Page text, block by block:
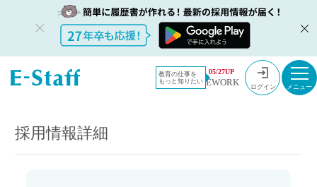
教育の仕事を
もっと知りたい
05/27UP
EWORK ログイン
教員採用情
報のイー・
採用情報
国語 報徳学園中学校高等学校の常勤講師 2027年4月開始
採用情報詳細